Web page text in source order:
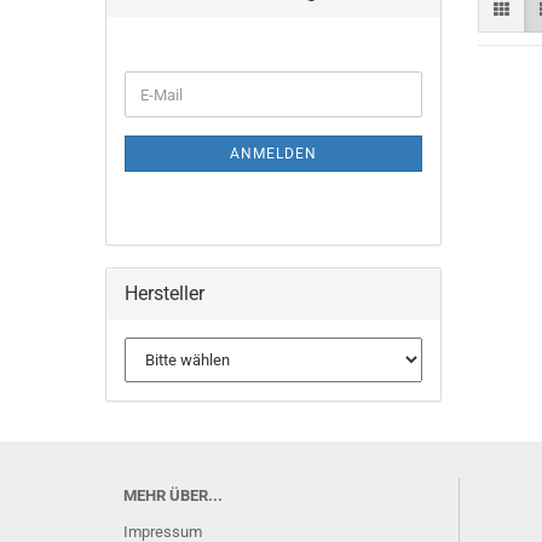
ZUR
E-
Mail
ANMELDEN
Hersteller
MEHR ÜBER...
Impressum